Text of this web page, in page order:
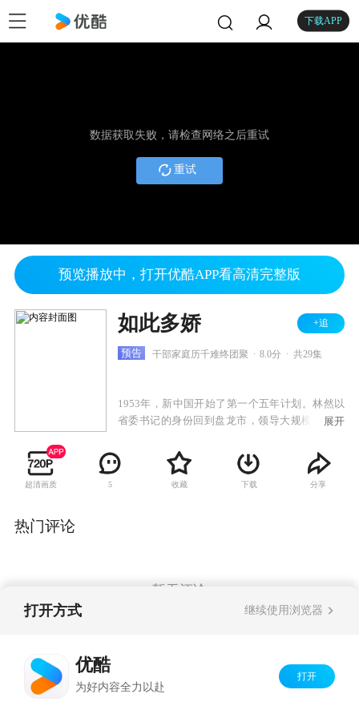
下载APP
数据获取失败，请检查网络之后重试
重试
预览播放中，打开优酷APP看高清完整版
如此多娇 +追
预告 干部家庭历千难终团聚 8.0分 共29集
1953年，新中国开始了第一个五年计划。林然以
省委书记的身份回到盘龙市，领导大规模的建设
要任务。他的两个养子——烈士遗孤云海东和国
民党将领遗孤石明挥，这时已分别担任了大型钢
铁厂的公方副厂长和苏联专家组俄语翻译。更让
展开
超清画质 5 收藏 下载 分享
热门评论
暂无评论
打开方式 继续使用浏览器
优酷
为好内容全力以赴
打开